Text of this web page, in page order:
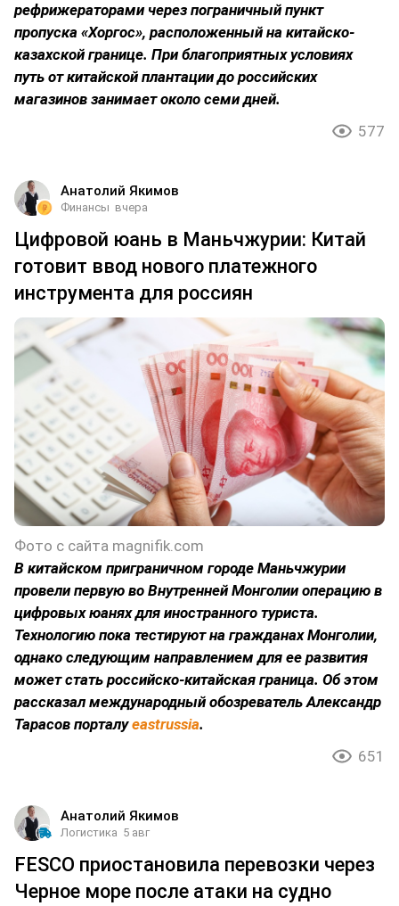
рефрижераторами через пограничный пункт
пропуска «Хоргос», расположенный на китайско-
казахской границе. При благоприятных условиях
путь от китайской плантации до российских
магазинов занимает около семи дней.
577
Анатолий Якимов
Финансы вчера
Цифровой юань в Маньчжурии: Китай
готовит ввод нового платежного
инструмента для россиян
Фото с сайта magnifik.com
В китайском приграничном городе Маньчжурии
провели первую во Внутренней Монголии операцию в
цифровых юанях для иностранного туриста.
Технологию пока тестируют на гражданах Монголии,
однако следующим направлением для ее развития
может стать российско-китайская граница. Об этом
рассказал международный обозреватель Александр
Тарасов порталуeastrussia.
651
Анатолий Якимов
Логистика 5 авг
FESCO приостановила перевозки через
Черное море после атаки на судно